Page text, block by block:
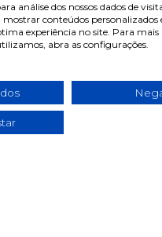
Termos & Condições
Política de privacidade
de campanhas
Últimas notícias & Blog
análise dos nossos dados de
mostrar conteúdos personalizados
experiência no site. Para mais
abra as configurações.